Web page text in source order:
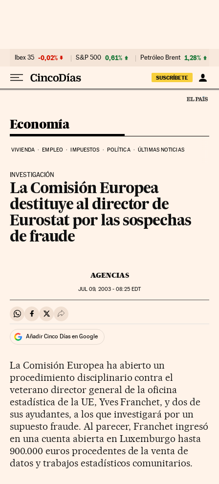
Ibex 35 -0,02% S&P 500 0,61% Petróleo Brent 1,28%
SUSCRÍBETE
Economía
VIVIENDA EMPLEO IMPUESTOS POLÍTICA ÚLTIMAS NOTICIAS
INVESTIGACIÓN
La Comisión Europea
destituye al director de
Eurostat por las sospechas
de fraude
AGENCIAS
JUL 09, 2003 - 08:25EDT
Compartir en Whatsapp
Compartir en Facebook
Compartir en Twitter
Desplegar Redes Sociales
Añadir Cinco Días en Google
La Comisión Europea ha abierto un
procedimiento disciplinario contra el
veterano director general de la oficina
estadística de la UE, Yves Franchet, y dos de
sus ayudantes, a los que investigará por un
supuesto fraude. Al parecer, Franchet ingresó
en una cuenta abierta en Luxemburgo hasta
900.000 euros procedentes de la venta de
datos y trabajos estadísticos comunitarios.